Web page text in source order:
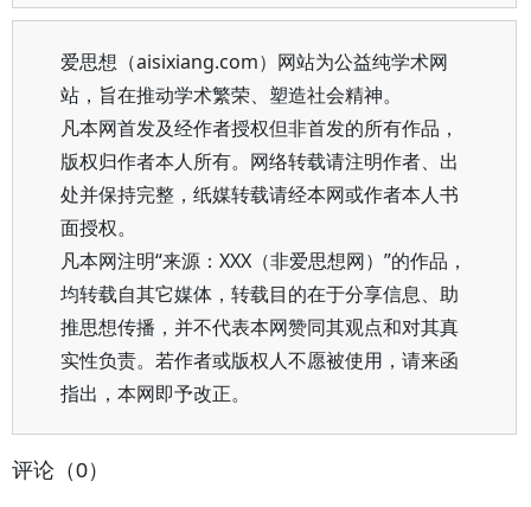
爱思想（aisixiang.com）网站为公益纯学术网
站，旨在推动学术繁荣、塑造社会精神。
凡本网首发及经作者授权但非首发的所有作品，
版权归作者本人所有。网络转载请注明作者、出
处并保持完整，纸媒转载请经本网或作者本人书
面授权。
凡本网注明“来源：XXX（非爱思想网）”的作品，
均转载自其它媒体，转载目的在于分享信息、助
推思想传播，并不代表本网赞同其观点和对其真
实性负责。若作者或版权人不愿被使用，请来函
指出，本网即予改正。
评论（0）